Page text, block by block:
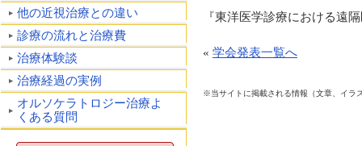
他の近視治療との違い
診療の流れと治療費
治療体験談
治療経過の実例
オルソケラトロジー治療よ
くある質問
『東洋医学診療における遠
« 学会発表一覧へ
※当サイトに掲載される情報（文章、イラ